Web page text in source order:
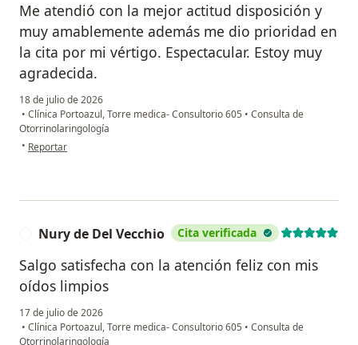
Me atendió con la mejor actitud disposición y
muy amablemente además me dio prioridad en
la cita por mi vértigo. Espectacular. Estoy muy
agradecida.
18 de julio de 2026
• Clínica Portoazul, Torre medica- Consultorio 605 • Consulta de
Otorrinolaringología
• en opinión del usuario IEBR
Reportar
Nury de Del Vecchio Cita verificada
Salgo satisfecha con la atención feliz con mis
oídos limpios
17 de julio de 2026
• Clínica Portoazul, Torre medica- Consultorio 605 • Consulta de
Otorrinolaringología